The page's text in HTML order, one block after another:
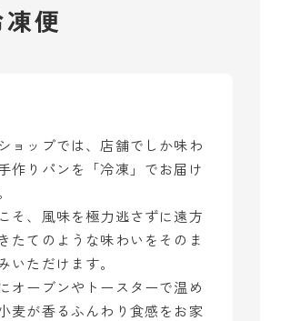
便
ョップでは、店舗でしか味わ
作りパンを「冷凍」でお届け
そ、風味を極力逃さずに遠方
たてのような味わいをそのま
いただけます。
オーブンやトースターで温め
麦が香るふんわり食感をお家